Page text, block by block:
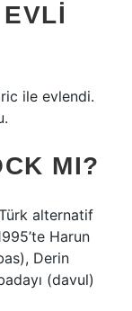
ile evlendi.
MI?
alternatif
Harun
Derin
(davul)